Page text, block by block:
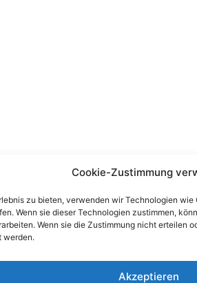
Cookie-Zustimmung
zu bieten, verwenden wir Technologien
Wenn sie dieser Technologien zustimmen,
Wenn sie die Zustimmung nicht erteilen
werden.
Akzeptieren